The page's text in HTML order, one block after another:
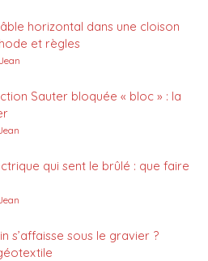
horizontal dans une cloison
et règles
Jean
Sauter bloquée « bloc » : la
qui sent le brûlé : que faire
s’affaisse sous le gravier ?